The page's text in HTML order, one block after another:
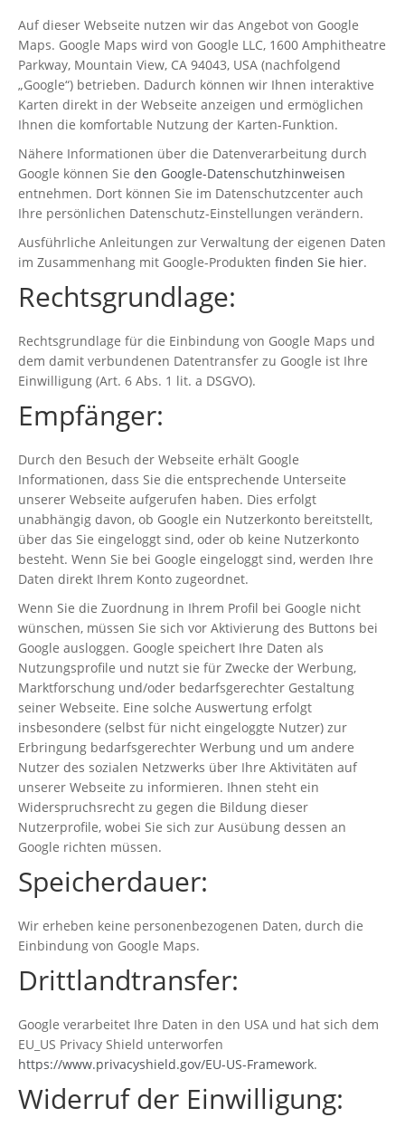
Auf dieser Webseite nutzen wir das Angebot von Google
Maps. Google Maps wird von Google LLC, 1600 Amphitheatre
Parkway, Mountain View, CA 94043, USA (nachfolgend
„Google“) betrieben. Dadurch können wir Ihnen interaktive
Karten direkt in der Webseite anzeigen und ermöglichen
Ihnen die komfortable Nutzung der Karten-Funktion.
Nähere Informationen über die Datenverarbeitung durch
Google können Sie den Google-Datenschutzhinweisen
entnehmen. Dort können Sie im Datenschutzcenter auch
Ihre persönlichen Datenschutz-Einstellungen verändern.
Ausführliche Anleitungen zur Verwaltung der eigenen Daten
im Zusammenhang mit Google-Produkten finden Sie hier.
Rechtsgrundlage:
Rechtsgrundlage für die Einbindung von Google Maps und
dem damit verbundenen Datentransfer zu Google ist Ihre
Einwilligung (Art. 6 Abs. 1 lit. a DSGVO).
Empfänger:
Durch den Besuch der Webseite erhält Google
Informationen, dass Sie die entsprechende Unterseite
unserer Webseite aufgerufen haben. Dies erfolgt
unabhängig davon, ob Google ein Nutzerkonto bereitstellt,
über das Sie eingeloggt sind, oder ob keine Nutzerkonto
besteht. Wenn Sie bei Google eingeloggt sind, werden Ihre
Daten direkt Ihrem Konto zugeordnet.
Wenn Sie die Zuordnung in Ihrem Profil bei Google nicht
wünschen, müssen Sie sich vor Aktivierung des Buttons bei
Google ausloggen. Google speichert Ihre Daten als
Nutzungsprofile und nutzt sie für Zwecke der Werbung,
Marktforschung und/oder bedarfsgerechter Gestaltung
seiner Webseite. Eine solche Auswertung erfolgt
insbesondere (selbst für nicht eingeloggte Nutzer) zur
Erbringung bedarfsgerechter Werbung und um andere
Nutzer des sozialen Netzwerks über Ihre Aktivitäten auf
unserer Webseite zu informieren. Ihnen steht ein
Widerspruchsrecht zu gegen die Bildung dieser
Nutzerprofile, wobei Sie sich zur Ausübung dessen an
Google richten müssen.
Speicherdauer:
Wir erheben keine personenbezogenen Daten, durch die
Einbindung von Google Maps.
Drittlandtransfer:
Google verarbeitet Ihre Daten in den USA und hat sich dem
EU_US Privacy Shield unterworfen
https://www.privacyshield.gov/EU-US-Framework.
Widerruf der Einwilligung: